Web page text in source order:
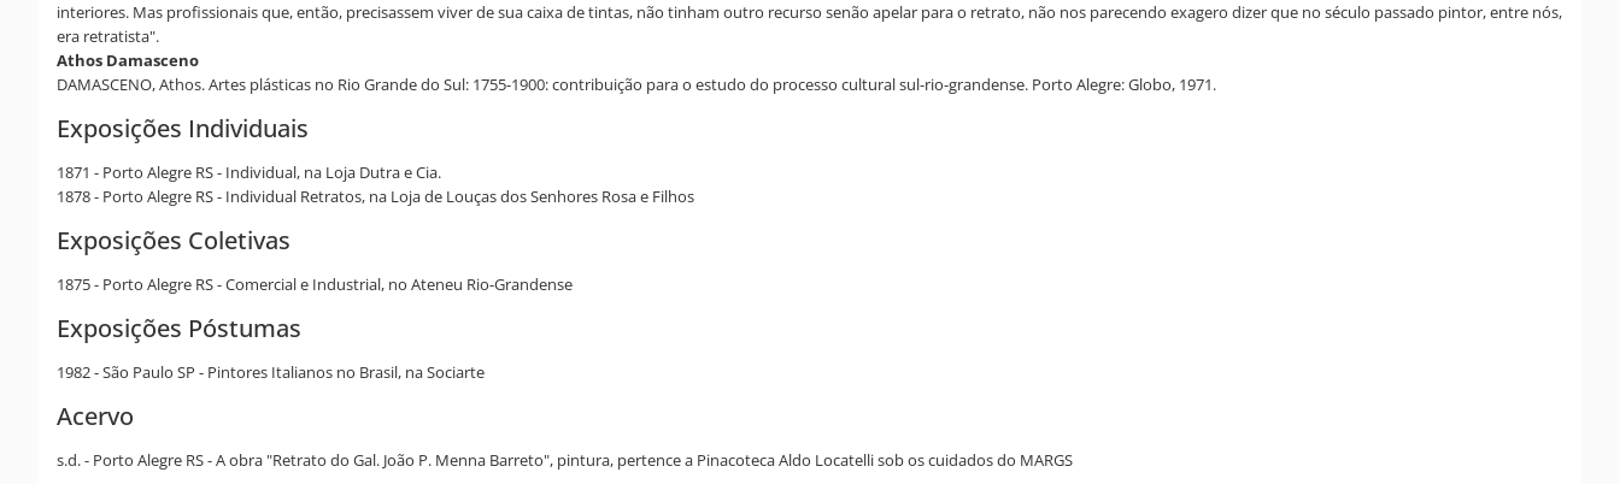
interiores. Mas profissionais que, então, precisassem viver de sua caixa de tintas, não tinham outro recurso senão apelar para o retrato, não nos parecendo exagero dizer que no século passado pintor, entre nós,
era retratista".
Athos Damasceno
DAMASCENO, Athos. Artes plásticas no Rio Grande do Sul: 1755-1900: contribuição para o estudo do processo cultural sul-rio-grandense. Porto Alegre: Globo, 1971.
Exposições Individuais
1871 - Porto Alegre RS - Individual, na Loja Dutra e Cia.
1878 - Porto Alegre RS - Individual Retratos, na Loja de Louças dos Senhores Rosa e Filhos
Exposições Coletivas
1875 - Porto Alegre RS - Comercial e Industrial, no Ateneu Rio-Grandense
Exposições Póstumas
1982 - São Paulo SP - Pintores Italianos no Brasil, na Sociarte
Acervo
s.d. - Porto Alegre RS - A obra "Retrato do Gal. João P. Menna Barreto", pintura, pertence a Pinacoteca Aldo Locatelli sob os cuidados do MARGS